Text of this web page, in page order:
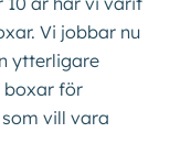
Vi jobbar nu
ytterligare
boxar för
vill vara